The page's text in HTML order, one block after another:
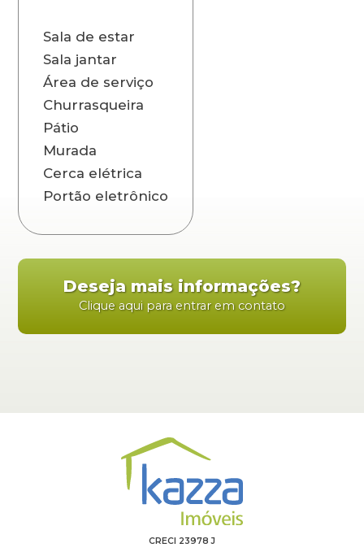
Sala de estar
Sala jantar
Área de serviço
Churrasqueira
Pátio
Murada
Cerca elétrica
Portão eletrônico
Deseja mais informações?
Clique aqui para entrar em contato
CRECI 23978 J